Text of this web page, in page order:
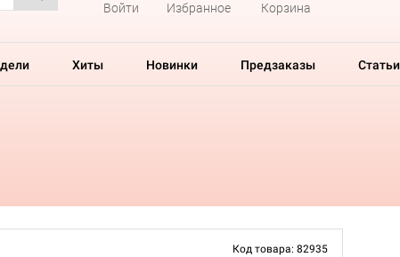
Войти
Избранное Корзина
Хиты Новинки Предзаказы Статьи
Код товара: 82935